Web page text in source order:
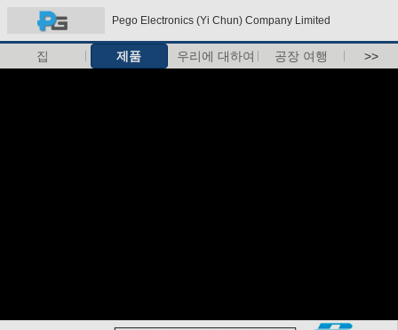
Pego Electronics (Yi Chun) Company Limited
집 제품 우리에 대하여 공장 여행 >>